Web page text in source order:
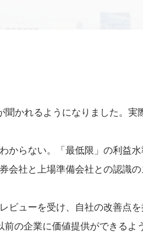
かれるようになりました。実
からない。「最低限」の利益水
会社と上場準備会社との認識
ビューを受け、自社の改善点を
の企業に価値提供ができるよ